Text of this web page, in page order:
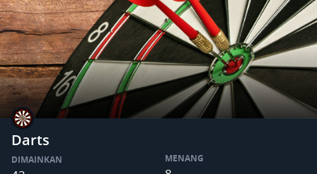
Darts
DIMAINKAN MENANG